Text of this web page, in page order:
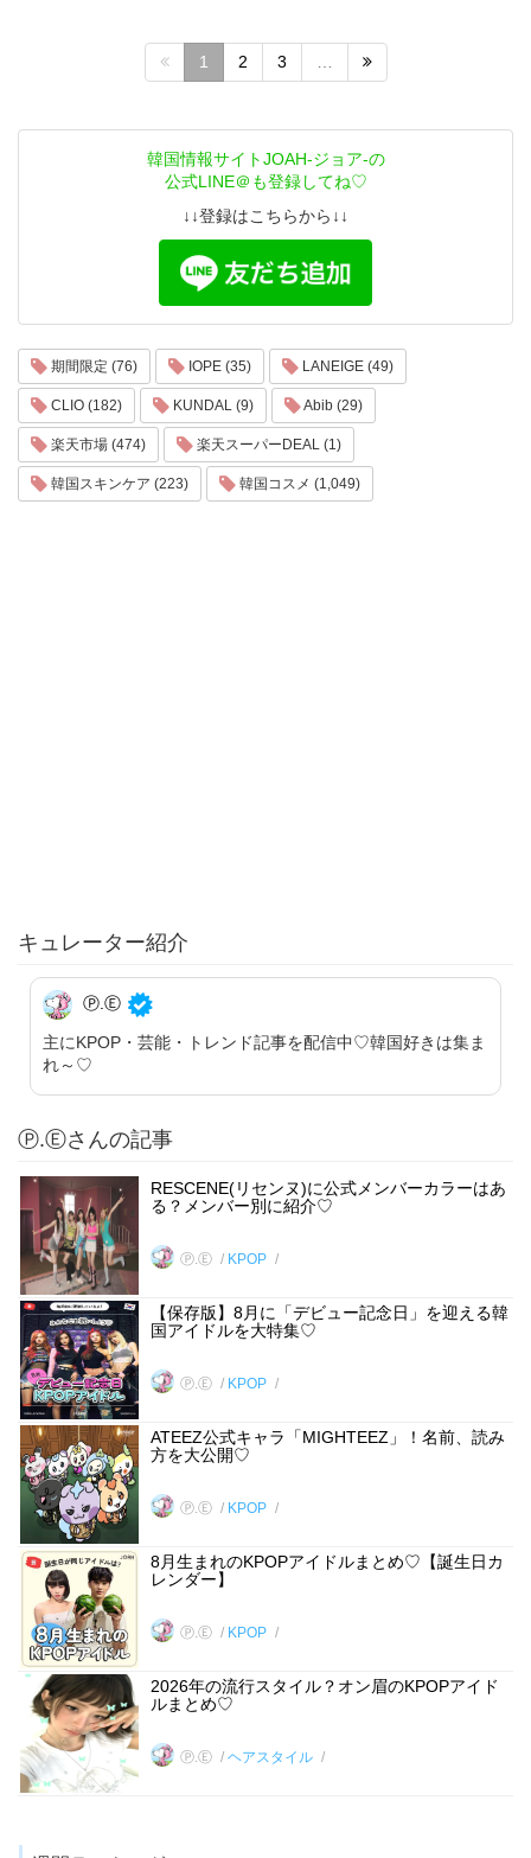
1 2 3
韓国情報サイトJOAH-ジョア-の
公式LINE＠も登録してね♡
↓↓登録はこちらから↓↓
期間限定 (76) IOPE (35) LANEIGE (49)
CLIO (182) KUNDAL (9) Abib (29)
楽天市場 (474) 楽天スーパーDEAL (1)
韓国スキンケア (223) 韓国コスメ (1,049)
キュレーター紹介
Ⓟ.Ⓔ
主にKPOP・芸能・トレンド記事を配信中♡韓国好きは集ま
れ～♡
Ⓟ.Ⓔさんの記事
RESCENE(リセンヌ)に公式メンバーカラーはあ
る？メンバー別に紹介♡
Ⓟ.Ⓔ KPOP
【保存版】8月に「デビュー記念日」を迎える韓
国アイドルを大特集♡
Ⓟ.Ⓔ KPOP
ATEEZ公式キャラ「MIGHTEEZ」！名前、読み
方を大公開♡
Ⓟ.Ⓔ KPOP
8月生まれのKPOPアイドルまとめ♡【誕生日カ
レンダー】
Ⓟ.Ⓔ KPOP
2026年の流行スタイル？オン眉のKPOPアイド
ルまとめ♡
Ⓟ.Ⓔ ヘアスタイル